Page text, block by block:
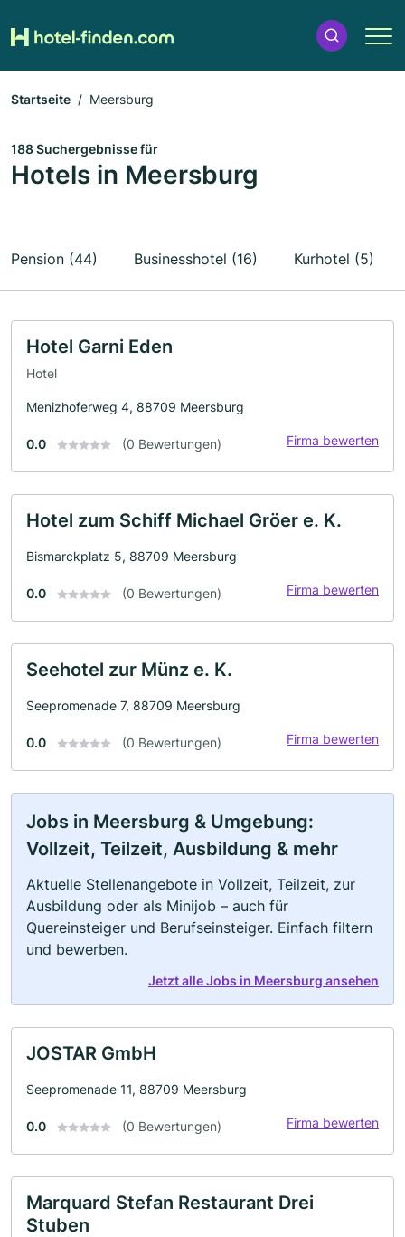
Startseite Meersburg
188 Suchergebnisse für
Hotels in Meersburg
Pension (44) Businesshotel (16) Kurhotel (5)
Hotel Garni Eden
Hotel
Menizhoferweg 4, 88709 Meersburg
0.0 (0 Bewertungen) Firma bewerten
Hotel zum Schiff Michael Gröer e. K.
Bismarckplatz 5, 88709 Meersburg
0.0 (0 Bewertungen) Firma bewerten
Seehotel zur Münz e. K.
Seepromenade 7, 88709 Meersburg
0.0 (0 Bewertungen) Firma bewerten
Jobs in Meersburg & Umgebung:
Vollzeit, Teilzeit, Ausbildung & mehr
Aktuelle Stellenangebote in Vollzeit, Teilzeit, zur
Ausbildung oder als Minijob – auch für
Quereinsteiger und Berufseinsteiger. Einfach filtern
und bewerben.
Jetzt alle Jobs in Meersburg ansehen
JOSTAR GmbH
Seepromenade 11, 88709 Meersburg
0.0 (0 Bewertungen) Firma bewerten
Marquard Stefan Restaurant Drei
Stuben